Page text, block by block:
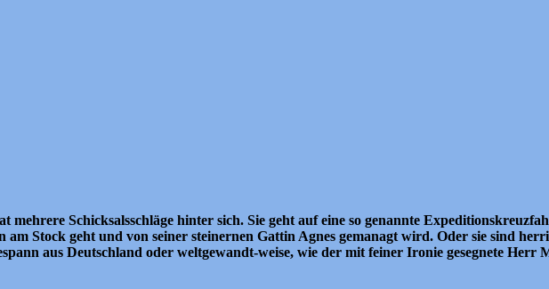
mehrere Schicksalsschläge hinter sich. Sie geht auf eine so genannte
am Stock geht und von seiner steinernen Gattin Agnes gemanagt wird. Oder sie sind
aus Deutschland oder weltgewandt-weise, wie der mit feiner Ironie gesegnete